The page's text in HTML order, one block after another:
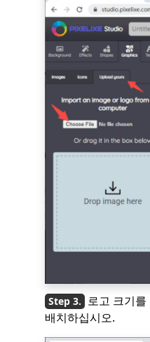
로고 크기
배치하십시오.